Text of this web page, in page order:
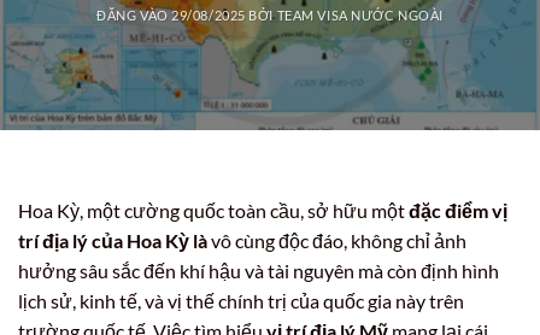
ĐĂNG VÀO29/08/2025 BỞITEAM VISA NƯỚC NGOÀI
Hoa Kỳ, một cường quốc toàn cầu, sở hữu mộtđặc điểm vị
trí địa lý của Hoa Kỳ làvô cùng độc đáo, không chỉ ảnh
hưởng sâu sắc đến khí hậu và tài nguyên mà còn định hình
lịch sử, kinh tế, và vị thế chính trị của quốc gia này trên